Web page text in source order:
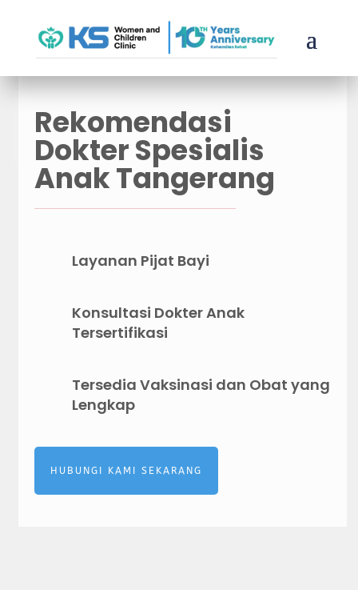
Rekomendasi
Dokter Spesialis
Anak Tangerang
Layanan Pijat Bayi
Konsultasi Dokter Anak
Tersertifikasi
Tersedia Vaksinasi dan Obat yang
Lengkap
HUBUNGI KAMI SEKARANG